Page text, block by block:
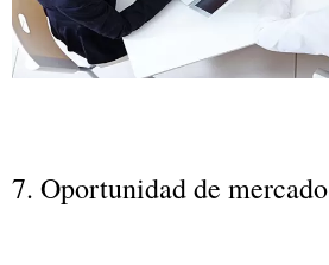
7. Oportunidad de mercado